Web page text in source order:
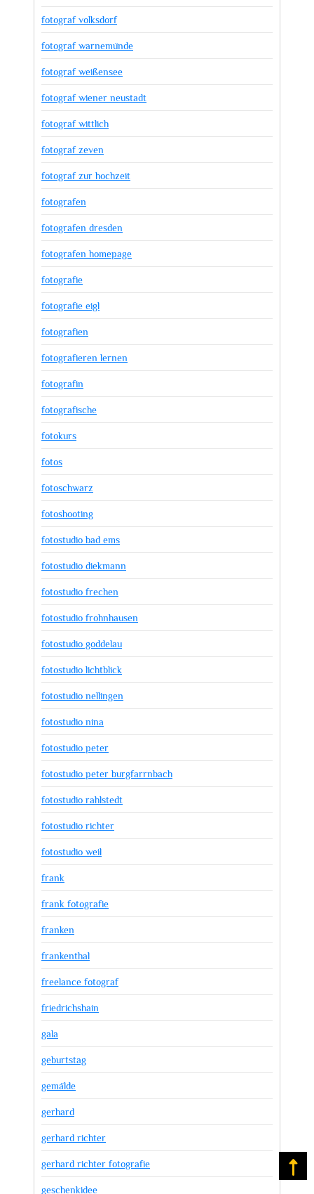
fotograf volksdorf
fotograf warnemünde
fotograf weißensee
fotograf wiener neustadt
fotograf wittlich
fotograf zeven
fotograf zur hochzeit
fotografen
fotografen dresden
fotografen homepage
fotografie
fotografie eigl
fotografien
fotografieren lernen
fotografin
fotografische
fotokurs
fotos
fotoschwarz
fotoshooting
fotostudio bad ems
fotostudio diekmann
fotostudio frechen
fotostudio frohnhausen
fotostudio goddelau
fotostudio lichtblick
fotostudio nellingen
fotostudio nina
fotostudio peter
fotostudio peter burgfarrnbach
fotostudio rahlstedt
fotostudio richter
fotostudio weil
frank
frank fotografie
franken
frankenthal
freelance fotograf
friedrichshain
gala
geburtstag
gemälde
gerhard
gerhard richter
gerhard richter fotografie
geschenkidee